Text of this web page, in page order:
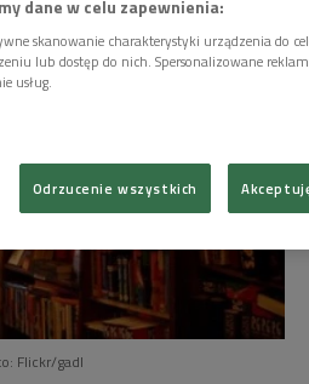
Flickr/gadl
dane w celu zapewnienia:
skanowanie charakterystyki urządzenia do
lub dostęp do nich. Spersonalizowane
usług.
Odrzucenie wszystkich